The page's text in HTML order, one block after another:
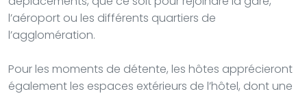
l’aéroport ou les différents quartiers de
l’agglomération.
Pour les moments de détente, les hôtes apprécieront
également les espaces extérieurs de l’hôtel, dont une